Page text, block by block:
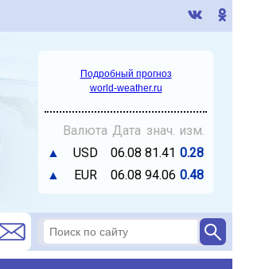
Подробный прогноз
world-weather.ru
Валюта Дата знач. изм.
▲
USD 06.08 81.41 0.28
▲
EUR 06.08 94.06 0.48